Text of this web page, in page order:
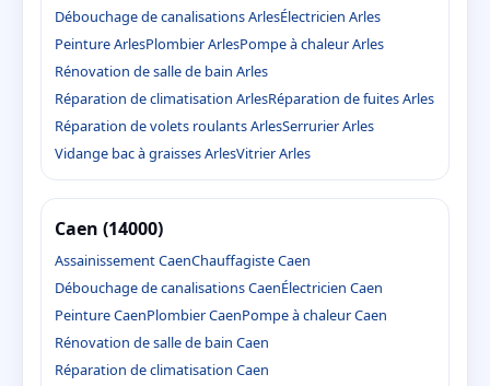
Débouchage de canalisations ArlesÉlectricien Arles
Peinture ArlesPlombier ArlesPompe à chaleur Arles
Rénovation de salle de bain Arles
Réparation de climatisation ArlesRéparation de fuites Arles
Réparation de volets roulants ArlesSerrurier Arles
Vidange bac à graisses ArlesVitrier Arles
Caen (14000)
Assainissement CaenChauffagiste Caen
Débouchage de canalisations CaenÉlectricien Caen
Peinture CaenPlombier CaenPompe à chaleur Caen
Rénovation de salle de bain Caen
Réparation de climatisation Caen